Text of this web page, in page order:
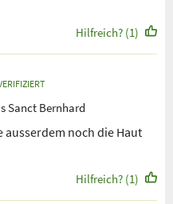
Hilfreich? (1)
Sanct Bernhard
ausserdem noch die Haut
Hilfreich? (1)